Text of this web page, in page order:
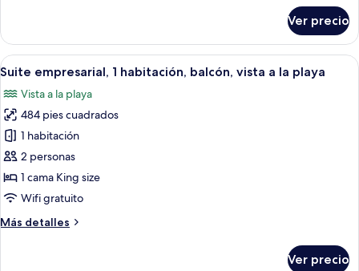
playa
doble
Deluxe,
balcón,
a
la
playa
Ver precio
Abrir
todas
las
fotos
de
Suite
empresarial,
1
habitación,
balcón,
Un dormitorio con cama con dosel,
4
Suite empresarial, 1 habitación, balcón, vista a la playa
Vista a la playa
484 pies cuadrados
1 habitación
2 personas
1 cama King size
Wifi gratuito
Más detalles
Más
Ver precio